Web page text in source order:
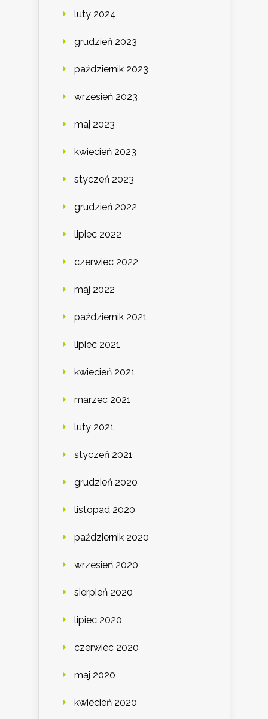
luty 2024
grudzień 2023
październik 2023
wrzesień 2023
maj 2023
kwiecień 2023
styczeń 2023
grudzień 2022
lipiec 2022
czerwiec 2022
maj 2022
październik 2021
lipiec 2021
kwiecień 2021
marzec 2021
luty 2021
styczeń 2021
grudzień 2020
listopad 2020
październik 2020
wrzesień 2020
sierpień 2020
lipiec 2020
czerwiec 2020
maj 2020
kwiecień 2020